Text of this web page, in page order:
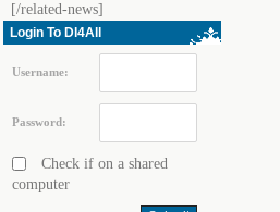
[/related-news]
Login To Dl4All
Username:
Password:
Check if on a shared
computer